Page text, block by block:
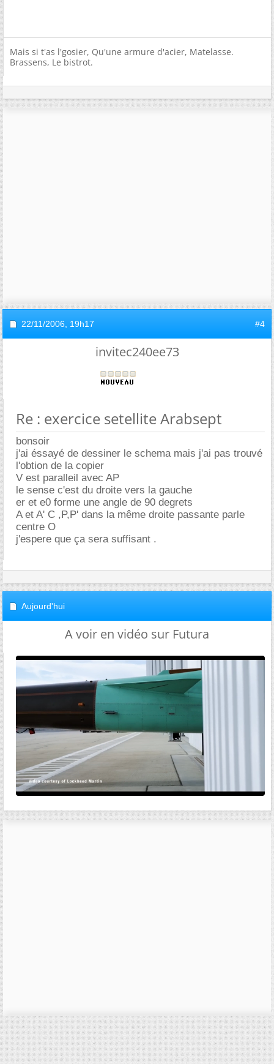
Mais si t'as l'gosier, Qu'une armure d'acier, Matelasse.
Brassens, Le bistrot.
22/11/2006, 19h17 #4
invitec240ee73
Re : exercice setellite Arabsept
bonsoir
j'ai éssayé de dessiner le schema mais j'ai pas trouvé
l'obtion de la copier
V est paralleil avec AP
le sense c'est du droite vers la gauche
er et e0 forme une angle de 90 degrets
A et A' C ,P,P' dans la même droite passante parle
centre O
j'espere que ça sera suffisant .
Aujourd'hui
A voir en vidéo sur Futura